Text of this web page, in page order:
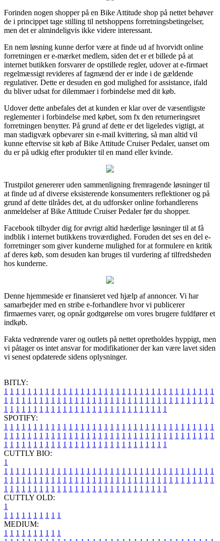
Forinden nogen shopper på en Bike Attitude shop på nettet behøver
de i princippet tage stilling til netshoppens forretningsbetingelser,
men det er almindeligvis ikke videre interessant.
En nem løsning kunne derfor være at finde ud af hvorvidt online
forretningen er e-mærket medlem, siden det er et billede på at
internet butikken forsvarer de opstillede regler, udover at e-firmaet
regelmæssigt revideres af fagmænd der er inde i de gældende
regulativer. Dette er desuden en god mulighed for assistance, ifald
du bliver udsat for dilemmaer i forbindelse med dit køb.
Udover dette anbefales det at kunden er klar over de væsentligste
reglementer i forbindelse med købet, som fx den returneringsret
forretningen benytter. På grund af dette er det ligeledes vigtigt, at
man stadigvæk opbevarer sin e-mail kvittering, så man altid vil
kunne eftervise sit køb af Bike Attitude Cruiser Pedaler, uanset om
du er på udkig efter produkter til en mand eller kvinde.
Trustpilot genererer uden sammenligning fremragende løsninger til
at finde ud af diverse eksisterende konsumenters reflektioner og på
grund af dette tilrådes det, at du udforsker online forhandlerens
anmeldelser af Bike Attitude Cruiser Pedaler før du shopper.
Facebook tilbyder dig for øvrigt altid hæderlige løsninger til at få
indblik i internet butikkens troværdighed. Foruden det ses en del e-
forretninger som giver kunderne mulighed for at formulere en kritik
af deres køb, som desuden kan bruges til vurdering af tilfredsheden
hos kunderne.
Denne hjemmeside er finansieret ved hjælp af annoncer. Vi har
samarbejder med en stribe e-forhandlere hvor vi publicerer
firmaernes varer, og opnår godtgørelse om vores brugere fuldfører et
indkøb.
Fakta vedrørende varer og outlets på nettet opretholdes hyppigt, men
vi påtager os intet ansvar for modifikationer der kan være lavet siden
vi senest opdaterede sidens oplysninger.
BITLY:
1 1 1 1 1 1 1 1 1 1 1 1 1 1 1 1 1 1 1 1 1 1 1 1 1 1 1 1 1 1 1 1 1 1 1 1
1 1 1 1 1 1 1 1 1 1 1 1 1 1 1 1 1 1 1 1 1 1 1 1 1 1 1 1 1 1 1 1 1 1 1 1
1 1 1 1 1 1 1 1 1 1 1 1 1 1 1 1 1 1 1 1 1 1 1 1 1 1 1 1
SPOTIFY:
1 1 1 1 1 1 1 1 1 1 1 1 1 1 1 1 1 1 1 1 1 1 1 1 1 1 1 1 1 1 1 1 1 1 1 1
1 1 1 1 1 1 1 1 1 1 1 1 1 1 1 1 1 1 1 1 1 1 1 1 1 1 1 1 1 1 1 1 1 1 1 1
1 1 1 1 1 1 1 1 1 1 1 1 1 1 1 1 1 1 1 1 1 1 1 1 1 1 1 1
CUTTLY BIO:
1
1 1 1 1 1 1 1 1 1 1 1 1 1 1 1 1 1 1 1 1 1 1 1 1 1 1 1 1 1 1 1 1 1 1 1 1
1 1 1 1 1 1 1 1 1 1 1 1 1 1 1 1 1 1 1 1 1 1 1 1 1 1 1 1 1 1 1 1 1 1 1 1
1 1 1 1 1 1 1 1 1 1 1 1 1 1 1 1 1 1 1 1 1 1 1 1 1 1 1 1
CUTTLY OLD:
1
1 1 1 1 1 1 1 1 1 1
MEDIUM:
1 1 1 1 1 1 1 1 1 1